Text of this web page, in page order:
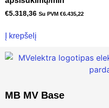
€5.318,36 Su PVM €6.435,22
Į krepšelį
MB MV Base